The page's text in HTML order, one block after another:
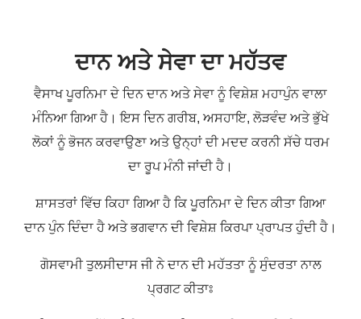
ਦਾਨ ਅਤੇ ਸੇਵਾ ਦਾ ਮਹੱਤਵ
ਵੈਸਾਖ ਪੂਰਨਿਮਾ ਦੇ ਦਿਨ ਦਾਨ ਅਤੇ ਸੇਵਾ ਨੂੰ ਵਿਸ਼ੇਸ਼ ਮਹਾਪੁੰਨ ਵਾਲਾ
ਮੰਨਿਆ ਗਿਆ ਹੈ। ਇਸ ਦਿਨ ਗਰੀਬ, ਅਸਹਾਇ, ਲੋੜਵੰਦ ਅਤੇ ਭੁੱਖੇ
ਲੋਕਾਂ ਨੂੰ ਭੋਜਨ ਕਰਵਾਉਣਾ ਅਤੇ ਉਨ੍ਹਾਂ ਦੀ ਮਦਦ ਕਰਨੀ ਸੱਚੇ ਧਰਮ
ਦਾ ਰੂਪ ਮੰਨੀ ਜਾਂਦੀ ਹੈ।
ਸ਼ਾਸਤਰਾਂ ਵਿੱਚ ਕਿਹਾ ਗਿਆ ਹੈ ਕਿ ਪੂਰਨਿਮਾ ਦੇ ਦਿਨ ਕੀਤਾ ਗਿਆ
ਦਾਨ ਪੁੰਨ ਦਿੰਦਾ ਹੈ ਅਤੇ ਭਗਵਾਨ ਦੀ ਵਿਸ਼ੇਸ਼ ਕਿਰਪਾ ਪ੍ਰਾਪਤ ਹੁੰਦੀ ਹੈ।
ਗੋਸਵਾਮੀ ਤੁਲਸੀਦਾਸ ਜੀ ਨੇ ਦਾਨ ਦੀ ਮਹੱਤਤਾ ਨੂੰ ਸੁੰਦਰਤਾ ਨਾਲ
ਪ੍ਰਗਟ ਕੀਤਾਃ